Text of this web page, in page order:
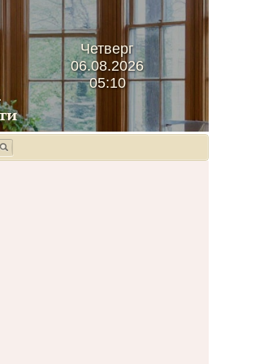
Четверг
06.08.2026
05:10